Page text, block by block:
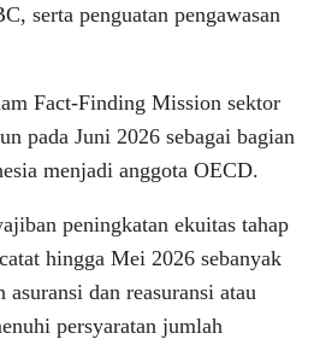
serta penguatan pengawasan
Fact-Finding Mission sektor
pada Juni 2026 sebagai bagian
menjadi anggota OECD.
peningkatan ekuitas tahap
hingga Mei 2026 sebanyak
asuransi dan reasuransi atau
persyaratan jumlah